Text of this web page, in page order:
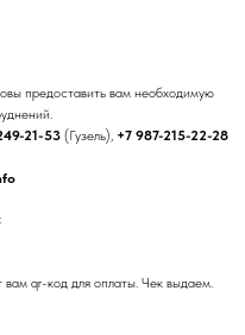
предоставить вам необходимую
21-53 (Гузель), +7 987-215-22-28
qr-код для оплаты. Чек выдаем.